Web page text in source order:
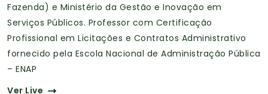
Fazenda) e Ministério da Gestão e Inovação em
Serviços Públicos. Professor com Certificação
Profissional em Licitações e Contratos Administrativo
fornecido pela Escola Nacional de Administração Pública
– ENAP
Ver Live